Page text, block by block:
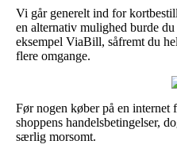
Vi går generelt ind for
en alternativ mulighed burde
eksempel ViaBill, såfremt du
flere omgange.
Før nogen køber på en internet
shoppens handelsbetingelser,
særlig morsomt.